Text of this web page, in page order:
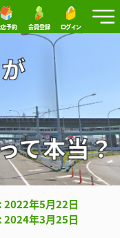
店予約 会員登録 ログイン
2022年5月22日
2024年3月25日